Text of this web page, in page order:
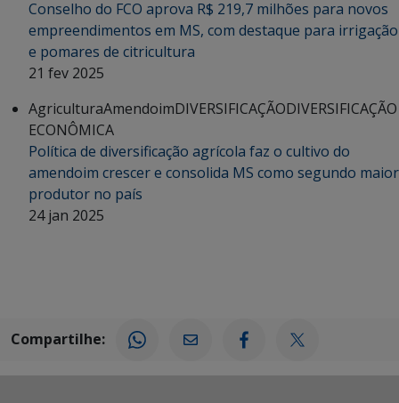
Conselho do FCO aprova R$ 219,7 milhões para novos
empreendimentos em MS, com destaque para irrigação
e pomares de citricultura
21 fev 2025
AgriculturaAmendoimDIVERSIFICAÇÃODIVERSIFICAÇÃO
ECONÔMICA
Política de diversificação agrícola faz o cultivo do
amendoim crescer e consolida MS como segundo maior
produtor no país
24 jan 2025
Compartilhe: